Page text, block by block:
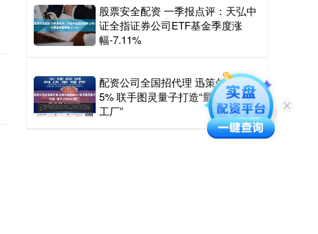
股票安全配资 一季报点评：天弘中
证全指证券公司ETF基金季度涨
幅-7.11%
配资公司全国招代理 迅策午后涨逾
5% 联手图灵量子打造“量子+Token
工厂”